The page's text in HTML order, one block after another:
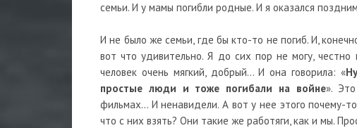
семьи. И у мамы погибли родные. И я оказался
И не было же семьи, где бы кто-то не погиб. И,
вот что удивительно. Я до сих пор не могу,
человек очень мягкий, добрый… И она говорила: «
простые люди и тоже погибали на войне».
фильмах… И ненавидели. А вот у нее этого почему-
что с них взять? Они такие же работяги, как и мы.